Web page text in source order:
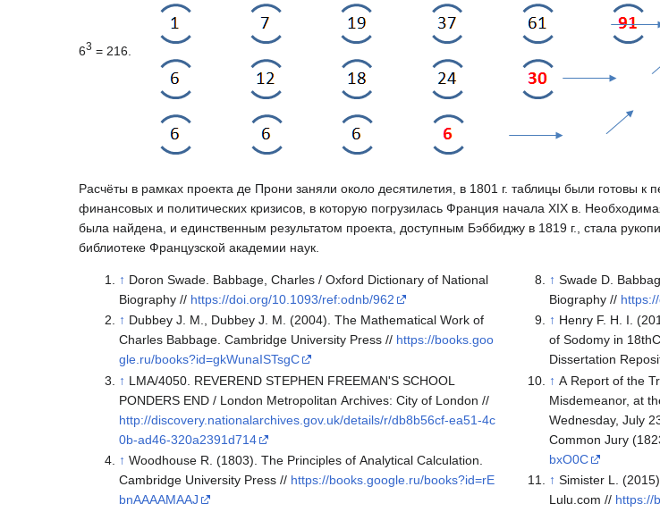
63 = 216.
Расчёты в рамках проекта де Прони заняли около десятилетия, в 1801 г. таблицы были готовы
финансовых и политических кризисов, в которую погрузилась Франция начала XIX в.
была найдена, и единственным результатом проекта, доступным Бэббиджу в 1819 г., стала
библиотеке Французской академии наук.
↑ Doron Swade. Babbage, Charles / Oxford Dictionary of National
Biography // https://doi.org/10.1093/ref:odnb/962
↑ Dubbey J. M., Dubbey J. M. (2004). The Mathematical Work of
Charles Babbage. Cambridge University Press // https://books.goo
gle.ru/books?id=gkWunaISTsgC
↑ LMA/4050. REVEREND STEPHEN FREEMAN'S SCHOOL
PONDERS END / London Metropolitan Archives: City of London //
http://discovery.nationalarchives.gov.uk/details/r/db8b56cf-ea51-4c
0b-ad46-320a2391d714
↑ Woodhouse R. (1803). The Principles of Analytical Calculation.
Cambridge University Press // https://books.google.ru/books?id=rE
bnAAAAMAAJ
↑ Swade D.
Biography //
↑ Henry F. H. I.
of Sodomy in
Dissertation
↑ A Report of the
Misdemeanor, at
Wednesday, July
Common Jury
bxO0C
↑ Simister L.
Lulu.com // https://